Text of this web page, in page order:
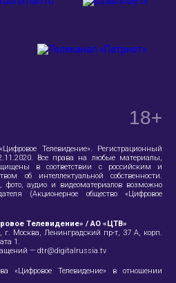
Телевидение». Регистрационный
Все права на любые материалы,
в соответствии с российским и
об интеллектуальной собственности.
фото, аудио и видеоматериалов возможно
(Акционерное общество «Цифровое
Телевидение» / АО «ЦТВ»
г. Москва, Ленинградский пр-т, 37 А , корп.
1.
— dtr@digitalrussia.tv
«Цифровое Телевидение» в отношении
18+